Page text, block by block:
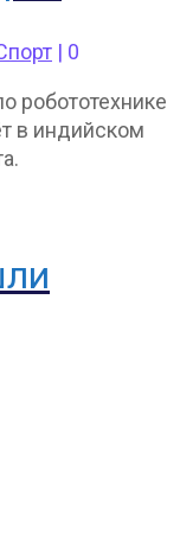
| 0
робототехнике
в индийском